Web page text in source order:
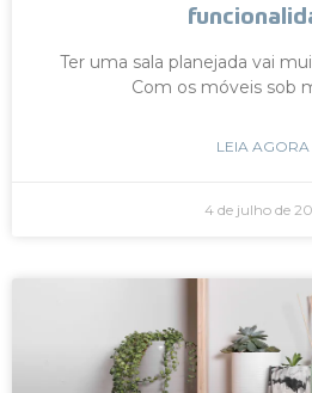
Ter uma sala planejada vai
Com os móveis sob
LEIA AGORA
4 de julho de